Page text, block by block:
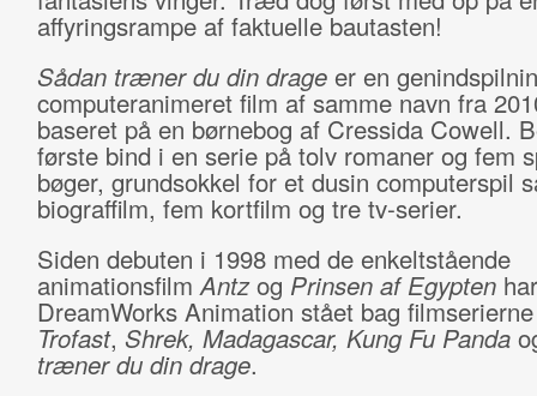
affyringsrampe af faktuelle bautasten!
Sådan træner du din drageer en
computeranimeret film af samme navn fra
baseret på en børnebog af Cressida Cowell.
første bind i en serie på tolv romaner og fem
bøger, grundsokkel for et dusin computerspil
biograffilm, fem kortfilm og tre tv-serier.
Siden debuten i 1998 med de enkeltstående
animationsfilmAntzog Prinsen af Egypten
DreamWorks Animation stået bag
Trofast, Shrek, Madagascar, Kung Fu Panda
træner du din drage.